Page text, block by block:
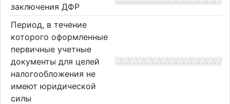
заключения ДФР
Период, в течение
которого оформленные
первичные учетные
документы для целей
налогообложения не
имеют юридической
силы